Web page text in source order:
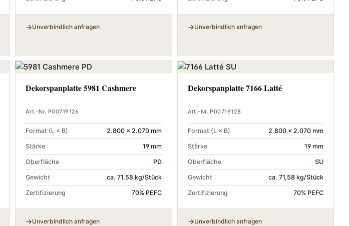
Unverbindlich anfragen Unverbindlich anfragen
Dekorspanplatte 5981 Cashmere
Art.-Nr. P00719126
Format (L × B) 2.800 × 2.070 mm
Stärke 19 mm
Oberfläche PD
Gewicht ca. 71,58 kg/Stück
Zertifizierung 70% PEFC
Unverbindlich anfragen
Dekorspanplatte 7166 Latté
Art.-Nr. P00719128
Format (L × B) 2.800 × 2.070 mm
Stärke 19 mm
Oberfläche SU
Gewicht ca. 71,58 kg/Stück
Zertifizierung 70% PEFC
Unverbindlich anfragen